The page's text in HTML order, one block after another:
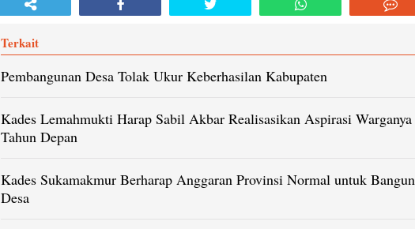
Terkait
Pembangunan Desa Tolak Ukur Keberhasilan Kabupaten
Kades Lemahmukti Harap Sabil Akbar Realisasikan Aspirasi Warganya
Tahun Depan
Kades Sukamakmur Berharap Anggaran Provinsi Normal untuk Bangun
Desa